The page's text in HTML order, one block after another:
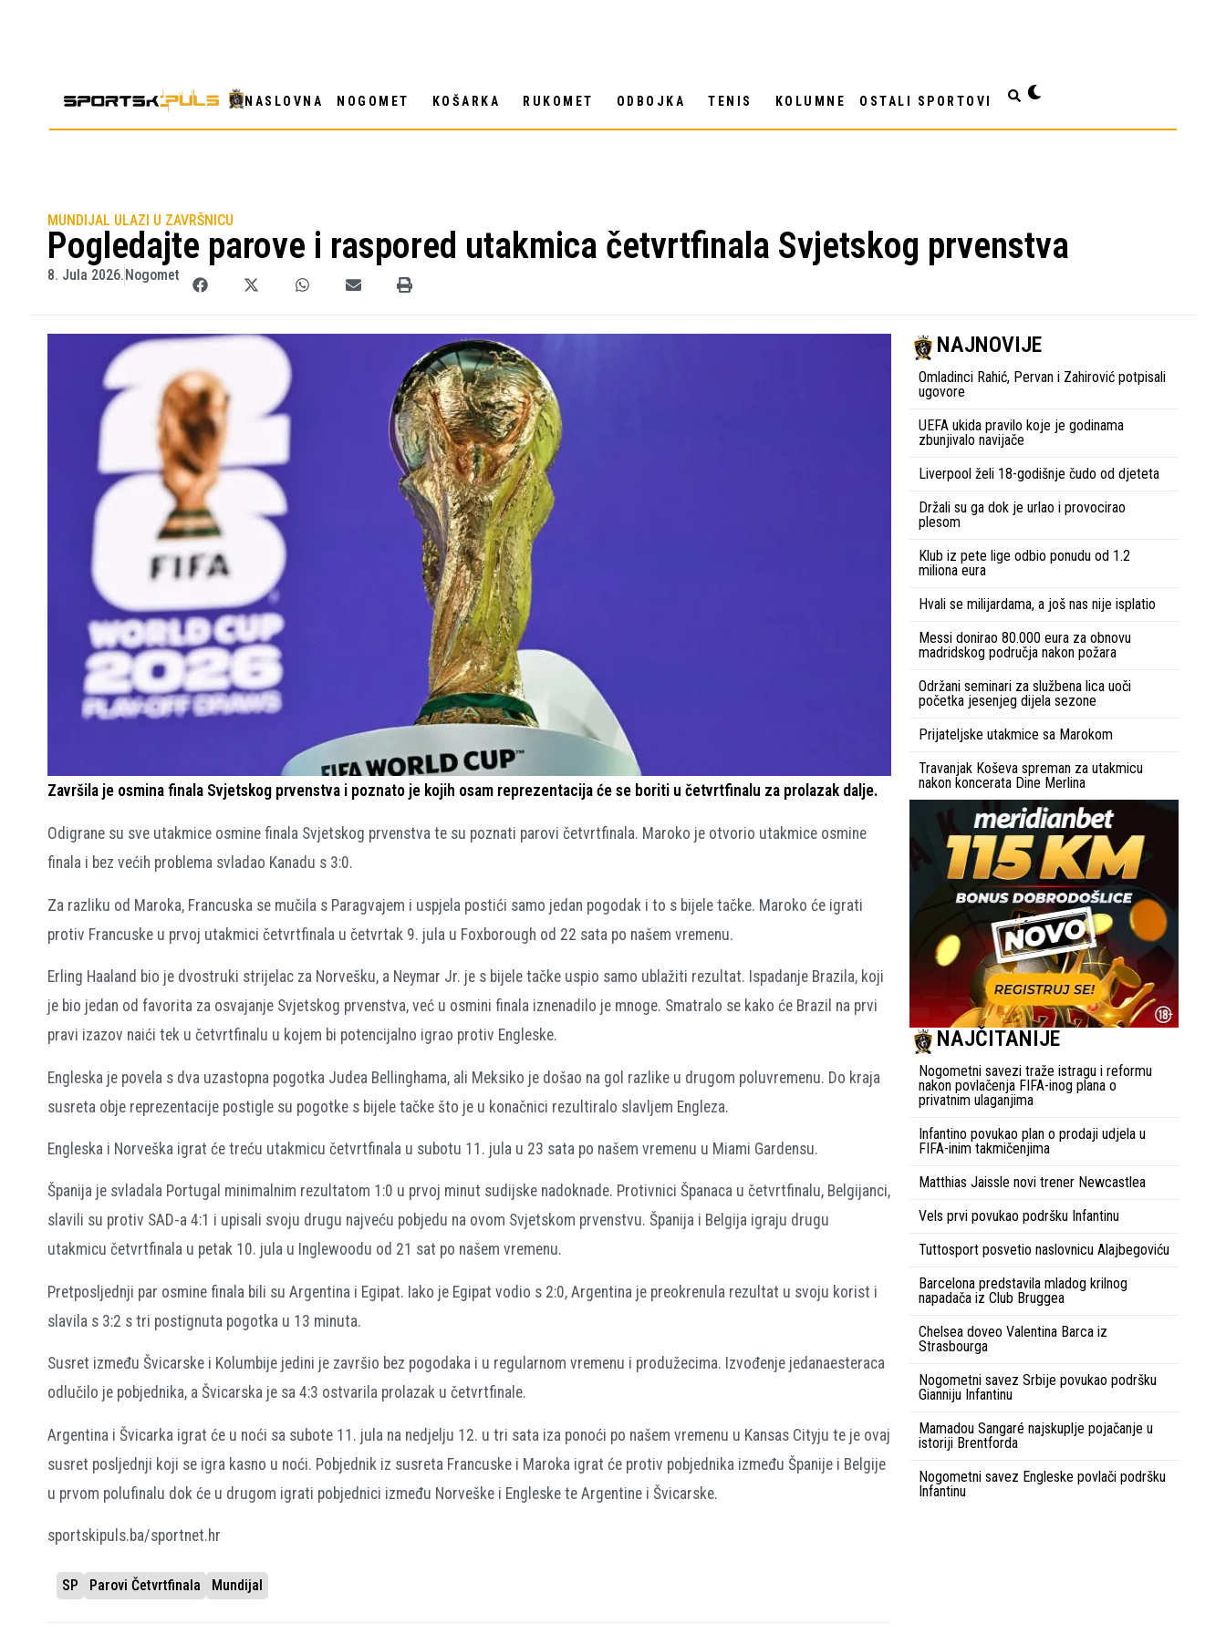
NASLOVNA NOGOMET KOŠARKA RUKOMET ODBOJKA TENIS KOLUMNE OSTALI SPORTOVI
MUNDIJAL ULAZI U ZAVRŠNICU
Pogledajte parove i raspored utakmica četvrtfinala Svjetskog prvenstva
8. Jula 2026. Nogomet
Završila je osmina finala Svjetskog prvenstva i poznato je kojih osam reprezentacija će se boriti u četvrtfinalu za prolazak dalje.
Odigrane su sve utakmice osmine finala Svjetskog prvenstva te su poznati parovi četvrtfinala. Maroko je otvorio utakmice osmine
finala i bez većih problema svladao Kanadu s 3:0.
Za razliku od Maroka, Francuska se mučila s Paragvajem i uspjela postići samo jedan pogodak i to s bijele tačke. Maroko će igrati
protiv Francuske u prvoj utakmici četvrtfinala u četvrtak 9. jula u Foxborough od 22 sata po našem vremenu.
Erling Haaland bio je dvostruki strijelac za Norvešku, a Neymar Jr. je s bijele tačke uspio samo ublažiti rezultat. Ispadanje Brazila, koji
je bio jedan od favorita za osvajanje Svjetskog prvenstva, već u osmini finala iznenadilo je mnoge. Smatralo se kako će Brazil na prvi
pravi izazov naići tek u četvrtfinalu u kojem bi potencijalno igrao protiv Engleske.
Engleska je povela s dva uzastopna pogotka Judea Bellinghama, ali Meksiko je došao na gol razlike u drugom poluvremenu. Do kraja
susreta obje reprezentacije postigle su pogotke s bijele tačke što je u konačnici rezultiralo slavljem Engleza.
Engleska i Norveška igrat će treću utakmicu četvrtfinala u subotu 11. jula u 23 sata po našem vremenu u Miami Gardensu.
Španija je svladala Portugal minimalnim rezultatom 1:0 u prvoj minut sudijske nadoknade. Protivnici Španaca u četvrtfinalu, Belgijanci,
slavili su protiv SAD-a 4:1 i upisali svoju drugu najveću pobjedu na ovom Svjetskom prvenstvu. Španija i Belgija igraju drugu
utakmicu četvrtfinala u petak 10. jula u Inglewoodu od 21 sat po našem vremenu.
Pretposljednji par osmine finala bili su Argentina i Egipat. Iako je Egipat vodio s 2:0, Argentina je preokrenula rezultat u svoju korist i
slavila s 3:2 s tri postignuta pogotka u 13 minuta.
Susret između Švicarske i Kolumbije jedini je završio bez pogodaka i u regularnom vremenu i produžecima. Izvođenje jedanaesteraca
odlučilo je pobjednika, a Švicarska je sa 4:3 ostvarila prolazak u četvrtfinale.
Argentina i Švicarka igrat će u noći sa subote 11. jula na nedjelju 12. u tri sata iza ponoći po našem vremenu u Kansas Cityju te je ovaj
susret posljednji koji se igra kasno u noći. Pobjednik iz susreta Francuske i Maroka igrat će protiv pobjednika između Španije i Belgije
u prvom polufinalu dok će u drugom igrati pobjednici između Norveške i Engleske te Argentine i Švicarske.
sportskipuls.ba/sportnet.hr
SP Parovi Četvrtfinala Mundijal
NAJNOVIJE
Omladinci Rahić, Pervan i Zahirović potpisali
ugovore
UEFA ukida pravilo koje je godinama
zbunjivalo navijače
Liverpool želi 18-godišnje čudo od djeteta
Držali su ga dok je urlao i provocirao
plesom
Klub iz pete lige odbio ponudu od 1.2
miliona eura
Hvali se milijardama, a još nas nije isplatio
Messi donirao 80.000 eura za obnovu
madridskog područja nakon požara
Održani seminari za službena lica uoči
početka jesenjeg dijela sezone
Prijateljske utakmice sa Marokom
Travanjak Koševa spreman za utakmicu
nakon koncerata Dine Merlina
NAJČITANIJE
Nogometni savezi traže istragu i reformu
nakon povlačenja FIFA-inog plana o
privatnim ulaganjima
Infantino povukao plan o prodaji udjela u
FIFA-inim takmičenjima
Matthias Jaissle novi trener Newcastlea
Vels prvi povukao podršku Infantinu
Tuttosport posvetio naslovnicu Alajbegoviću
Barcelona predstavila mladog krilnog
napadača iz Club Bruggea
Chelsea doveo Valentina Barca iz
Strasbourga
Nogometni savez Srbije povukao podršku
Gianniju Infantinu
Mamadou Sangaré najskuplje pojačanje u
istoriji Brentforda
Nogometni savez Engleske povlači podršku
Infantinu